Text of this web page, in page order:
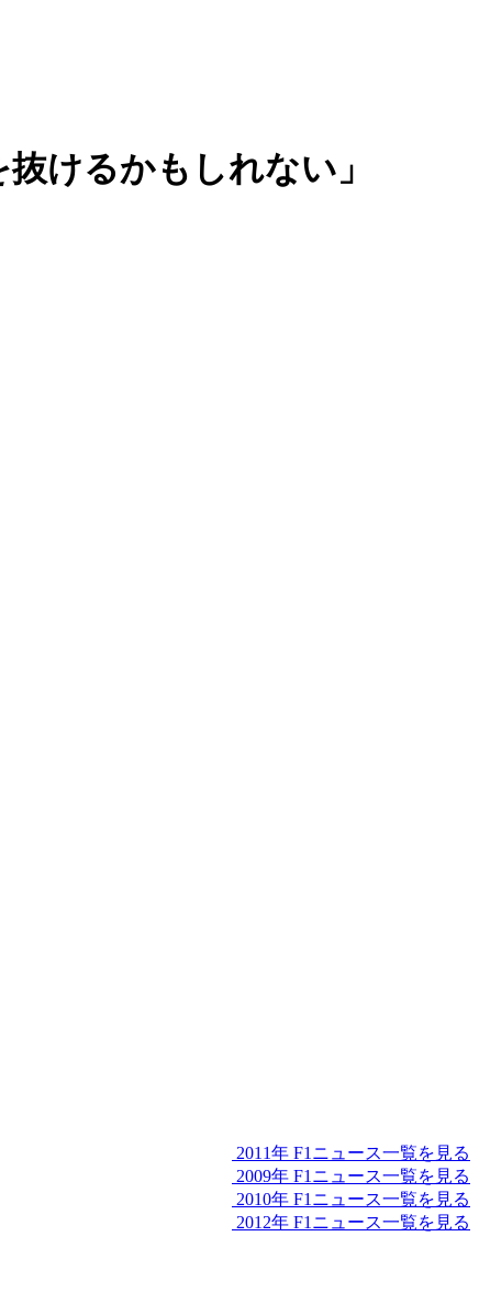
けるかもしれない」
2011年 F1ニュース一覧を見る
2009年 F1ニュース一覧を見る
2010年 F1ニュース一覧を見る
2012年 F1ニュース一覧を見る